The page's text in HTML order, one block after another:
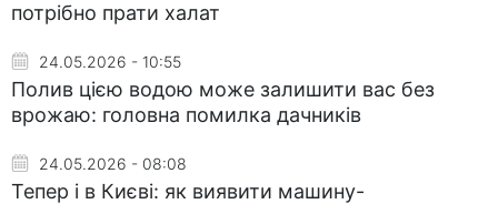
потрібно прати халат
24.05.2026 - 10:55
Полив цією водою може залишити вас без
врожаю: головна помилка дачників
24.05.2026 - 08:08
Тепер і в Києві: як виявити машину-